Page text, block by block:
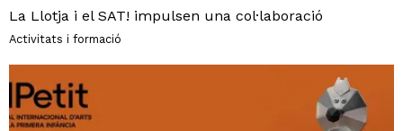
La Llotja i el SAT! impulsen una col·laboració
Activitats i formació